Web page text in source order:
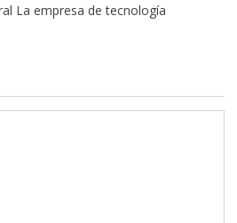
La empresa de tecnología